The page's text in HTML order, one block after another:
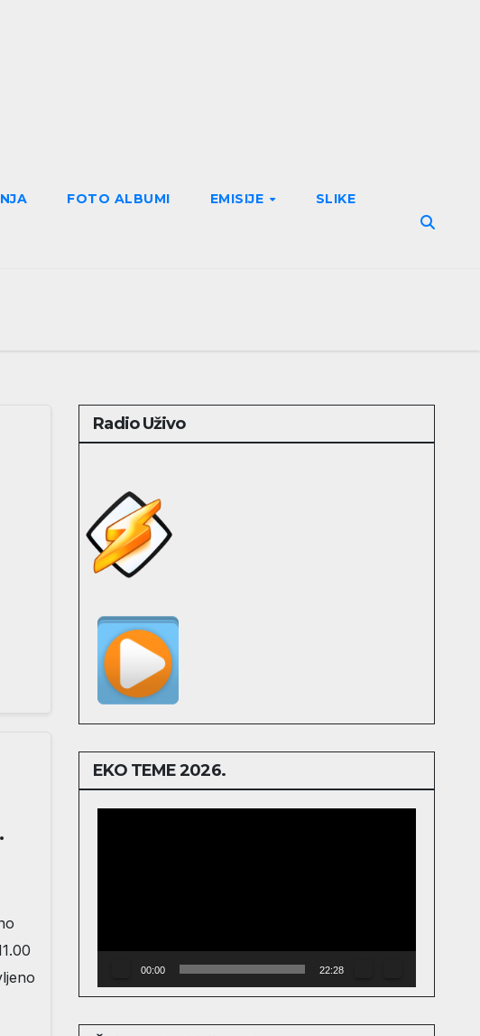
FOTO ALBUMI EMISIJE SLIKE
Radio Uživo
EKO TEME 2026.
00:00 22:28